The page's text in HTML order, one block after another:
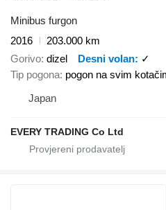
Minibus furgon
2016
203.000 km
Gorivo dizel Desni volan
✓
Tip pogona pogon na svim
Japan
EVERY TRADING Co Ltd